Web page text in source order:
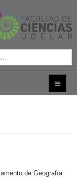
de Geografía